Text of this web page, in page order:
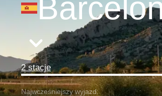
2 stacje
Najwcześniejszy wyjazd: